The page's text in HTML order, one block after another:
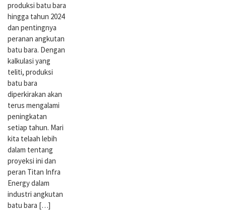
produksi batu bara
hingga tahun 2024
dan pentingnya
peranan angkutan
batu bara. Dengan
kalkulasi yang
teliti, produksi
batu bara
diperkirakan akan
terus mengalami
peningkatan
setiap tahun. Mari
kita telaah lebih
dalam tentang
proyeksi ini dan
peran Titan Infra
Energy dalam
industri angkutan
batu bara […]